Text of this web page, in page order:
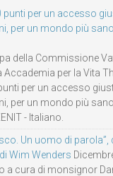
punti per un accesso
per un mondo più
della Commissione
per la Vita
per un accesso
per un mondo più
- Italiano.
Un uomo di
Wim Wenders
a cura di monsignor